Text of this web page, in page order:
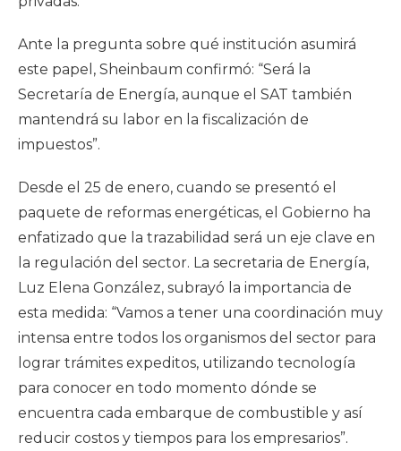
Ante la pregunta sobre qué institución asumirá
este papel, Sheinbaum confirmó: “Será la
Secretaría de Energía, aunque el SAT también
mantendrá su labor en la fiscalización de
impuestos”.
Desde el 25 de enero, cuando se presentó el
paquete de reformas energéticas, el Gobierno ha
enfatizado que la trazabilidad será un eje clave en
la regulación del sector. La secretaria de Energía,
Luz Elena González, subrayó la importancia de
esta medida: “Vamos a tener una coordinación muy
intensa entre todos los organismos del sector para
lograr trámites expeditos, utilizando tecnología
para conocer en todo momento dónde se
encuentra cada embarque de combustible y así
reducir costos y tiempos para los empresarios”.